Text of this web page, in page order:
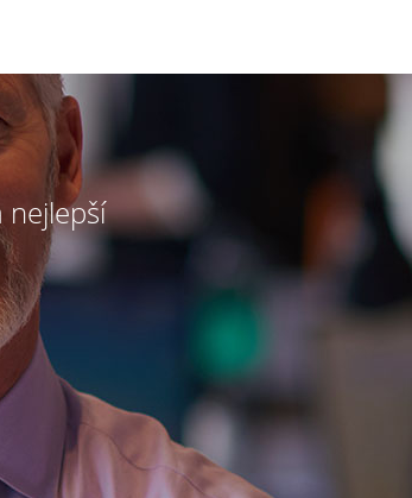
nejlepší